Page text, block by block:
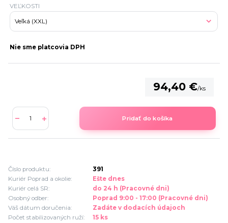
VEĽKOSTI
Nie sme platcovia DPH
94,40 €/ks
Pridať do košíka
Číslo produktu:
391
Kuriér Poprad a okolie:
Ešte dnes
Kuriér celá SR:
do 24 h (Pracovné dni)
Osobný odber:
Poprad 9:00 - 17:00 (Pracovné dni)
Váš dátum doručenia:
Zadáte v dodacích údajoch
Počet stabilizovaných ruží:
15 ks